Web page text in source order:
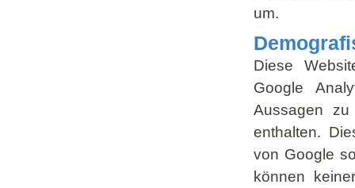
um.
Diese
Google
Aussagen zu
enthalten.
von Google
können